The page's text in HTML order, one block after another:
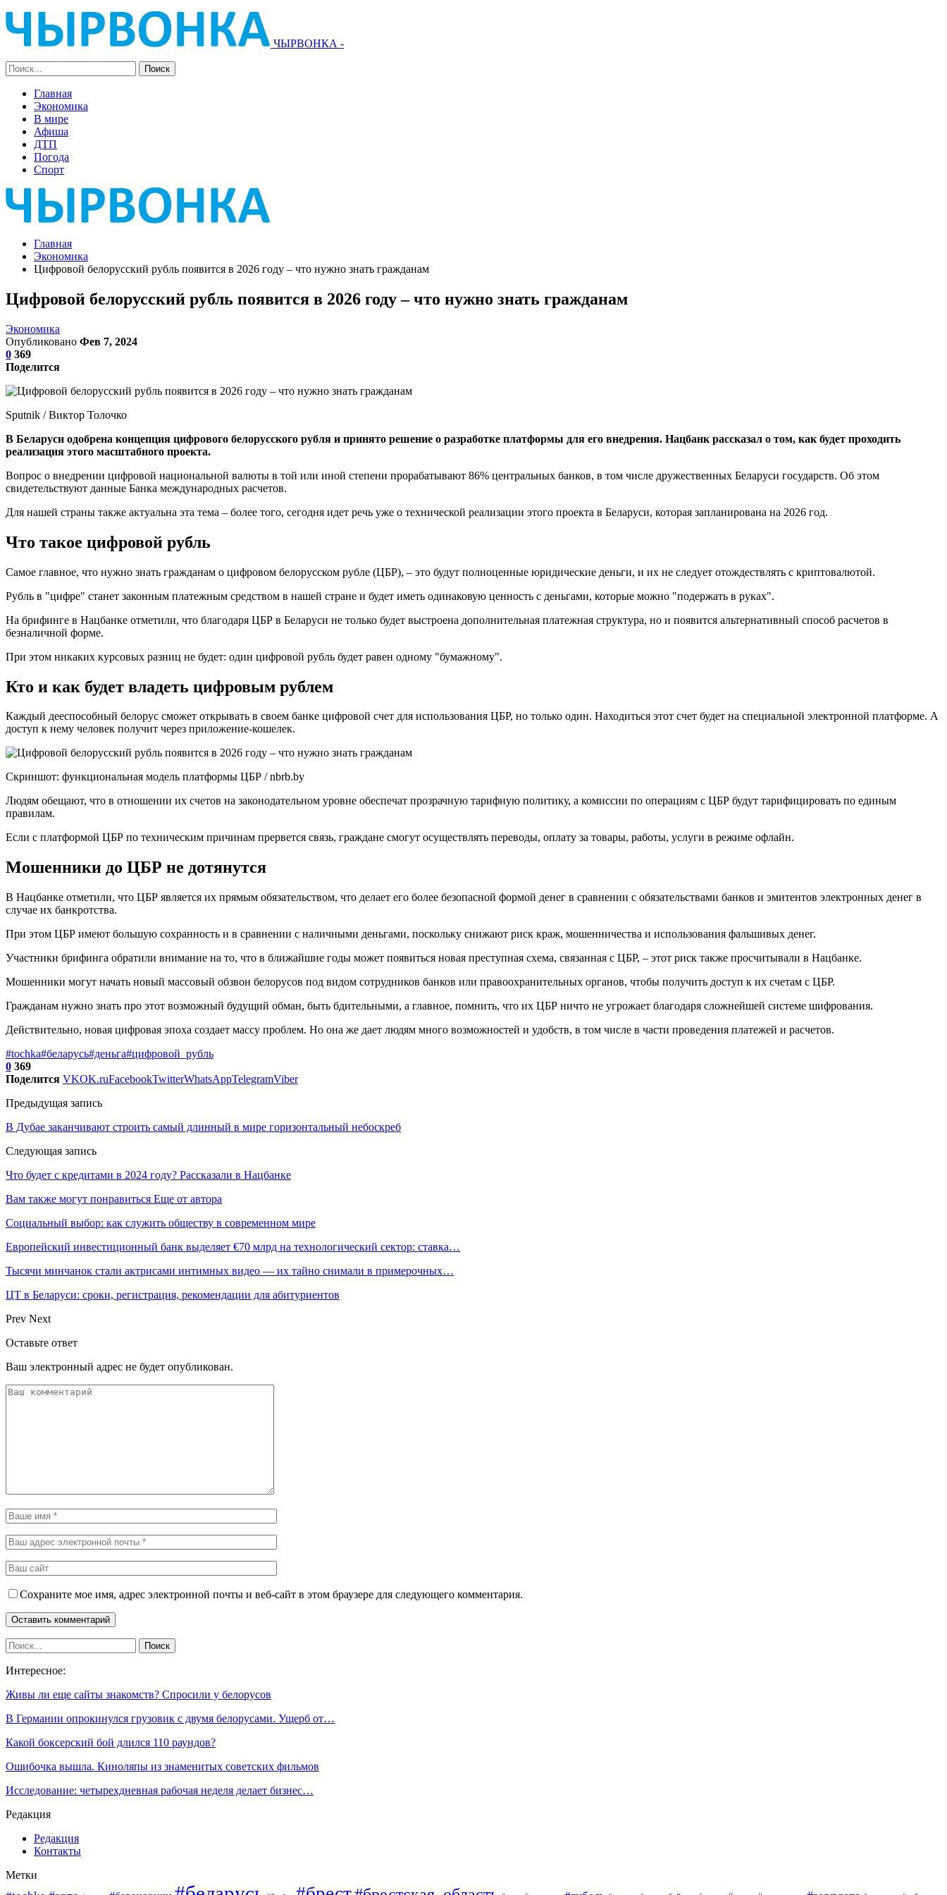
ЧЫРВОНКА -
Главная
Экономика
В мире
Афиша
ДТП
Погода
Спорт
Главная
Экономика
Цифровой белорусский рубль появится в 2026 году – что нужно знать гражданам
Цифровой белорусский рубль появится в 2026 году – что нужно знать гражданам
Экономика
Опубликовано Фев 7, 2024
0 369
Поделится
Sputnik / Виктор Толочко
В Беларуси одобрена концепция цифрового белорусского рубля и принято решение о разработке платформы для его внедрения. Нацбанк рассказал о том, как будет проходить
реализация этого масштабного проекта.
Вопрос о внедрении цифровой национальной валюты в той или иной степени прорабатывают 86% центральных банков, в том числе дружественных Беларуси государств. Об этом
свидетельствуют данные Банка международных расчетов.
Для нашей страны также актуальна эта тема – более того, сегодня идет речь уже о технической реализации этого проекта в Беларуси, которая запланирована на 2026 год.
Что такое цифровой рубль
Самое главное, что нужно знать гражданам о цифровом белорусском рубле (ЦБР), – это будут полноценные юридические деньги, и их не следует отождествлять с криптовалютой.
Рубль в "цифре" станет законным платежным средством в нашей стране и будет иметь одинаковую ценность с деньгами, которые можно "подержать в руках".
На брифинге в Нацбанке отметили, что благодаря ЦБР в Беларуси не только будет выстроена дополнительная платежная структура, но и появится альтернативный способ расчетов в
безналичной форме.
При этом никаких курсовых разниц не будет: один цифровой рубль будет равен одному "бумажному".
Кто и как будет владеть цифровым рублем
Каждый дееспособный белорус сможет открывать в своем банке цифровой счет для использования ЦБР, но только один. Находиться этот счет будет на специальной электронной платформе. А
доступ к нему человек получит через приложение-кошелек.
Скриншот: функциональная модель платформы ЦБР / nbrb.by
Людям обещают, что в отношении их счетов на законодательном уровне обеспечат прозрачную тарифную политику, а комиссии по операциям с ЦБР будут тарифицировать по единым
правилам.
Если с платформой ЦБР по техническим причинам прервется связь, граждане смогут осуществлять переводы, оплату за товары, работы, услуги в режиме офлайн.
Мошенники до ЦБР не дотянутся
В Нацбанке отметили, что ЦБР является их прямым обязательством, что делает его более безопасной формой денег в сравнении с обязательствами банков и эмитентов электронных денег в
случае их банкротства.
При этом ЦБР имеют большую сохранность и в сравнении с наличными деньгами, поскольку снижают риск краж, мошенничества и использования фальшивых денег.
Участники брифинга обратили внимание на то, что в ближайшие годы может появиться новая преступная схема, связанная с ЦБР, – этот риск также просчитывали в Нацбанке.
Мошенники могут начать новый массовый обзвон белорусов под видом сотрудников банков или правоохранительных органов, чтобы получить доступ к их счетам с ЦБР.
Гражданам нужно знать про этот возможный будущий обман, быть бдительными, а главное, помнить, что их ЦБР ничто не угрожает благодаря сложнейшей системе шифрования.
Действительно, новая цифровая эпоха создает массу проблем. Но она же дает людям много возможностей и удобств, в том числе в части проведения платежей и расчетов.
#tochka#беларусь#деньга#цифровой_рубль
0 369
Поделится VKOK.ruFacebookTwitterWhatsAppTelegramViber
Предыдущая запись
В Дубае заканчивают строить самый длинный в мире горизонтальный небоскреб
Следующая запись
Что будет с кредитами в 2024 году? Рассказали в Нацбанке
Вам также могут понравиться Еще от автора
Социальный выбор: как служить обществу в современном мире
Европейский инвестиционный банк выделяет €70 млрд на технологический сектор: ставка…
Тысячи минчанок стали актрисами интимных видео — их тайно снимали в примерочных…
ЦТ в Беларуси: сроки, регистрация, рекомендации для абитуриентов
Prev Next
Оставьте ответ
Ваш электронный адрес не будет опубликован.
Сохраните мое имя, адрес электронной почты и веб-сайт в этом браузере для следующего комментария.
Интересное:
Живы ли еще сайты знакомств? Спросили у белорусов
В Германии опрокинулcя грузовик с двумя белорусами. Ущерб от…
Какой боксерский бой длился 110 раундов?
Ошибочка вышла. Киноляпы из знаменитых советских фильмов
Исследование: четырехдневная рабочая неделя делает бизнес…
Редакция
Редакция
Контакты
Метки